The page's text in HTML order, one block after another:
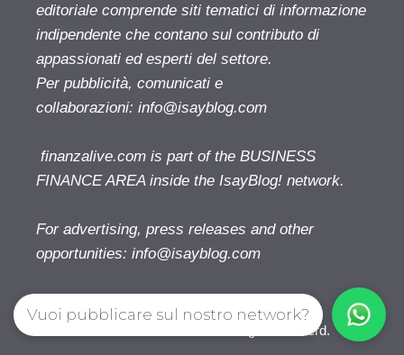
editoriale comprende siti tematici di informazione
indipendente che contano sul contributo di
appassionati ed esperti del settore.
Per pubblicità, comunicati e
collaborazioni: info@isayblog.com
finanzalive.com is part of the BUSINESS
FINANCE AREA inside the IsayBlog! network.
For advertising, press releases and other
opportunities: info@isayblog.com
Finanzalive.com © 2026. All right reserverd.
Vuoi pubblicare sul nostro network?